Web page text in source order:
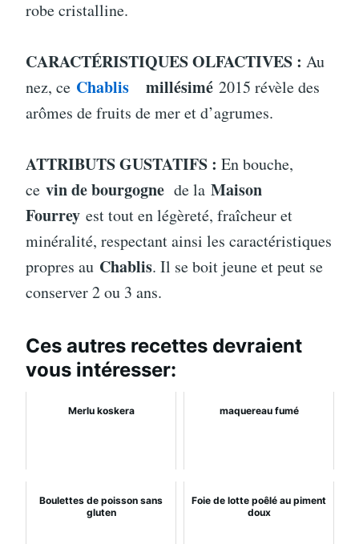
robe cristalline.
CARACTÉRISTIQUES OLFACTIVES : Au
nez, ce Chablis millésimé 2015 révèle des
arômes de fruits de mer et d’agrumes.
ATTRIBUTS GUSTATIFS : En bouche,
ce vin de bourgogne de la Maison
Fourrey est tout en légèreté, fraîcheur et
minéralité, respectant ainsi les caractéristiques
propres au Chablis. Il se boit jeune et peut se
conserver 2 ou 3 ans.
Ces autres recettes devraient
vous intéresser:
Merlu koskera maquereau fumé
Boulettes de poisson sans
gluten
Foie de lotte poêlé au piment
doux